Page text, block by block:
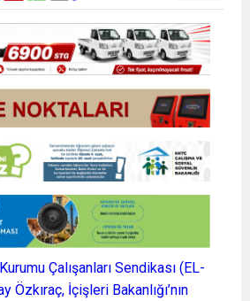
Çalışanları Sendikası (EL-
Özkıraç, İçişleri Bakanlığı’nın